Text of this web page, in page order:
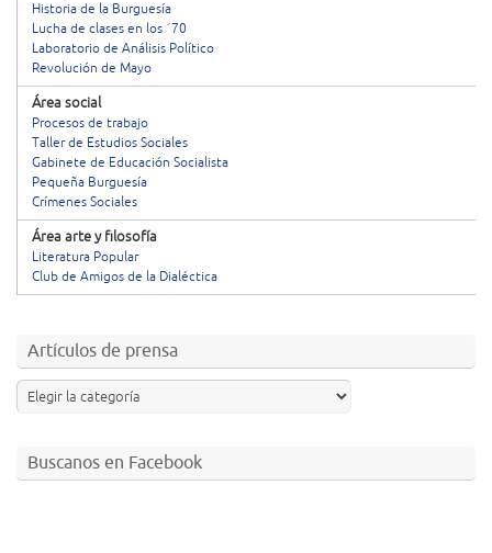
Historia de la Burguesía
Lucha de clases en los ´70
Laboratorio de Análisis Político
Revolución de Mayo
Área social
Procesos de trabajo
Taller de Estudios Sociales
Gabinete de Educación Socialista
Pequeña Burguesía
Crímenes Sociales
Área arte y filosofía
Literatura Popular
Club de Amigos de la Dialéctica
Artículos de prensa
Buscanos en Facebook